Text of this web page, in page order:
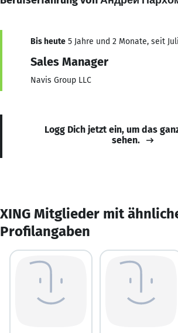
Bis heute 5 Jahre und 2 Monate, seit
Sales Manager
Navis Group LLC
Logg Dich jetzt ein, um das
sehen.
XING Mitglieder mit
Profilangaben